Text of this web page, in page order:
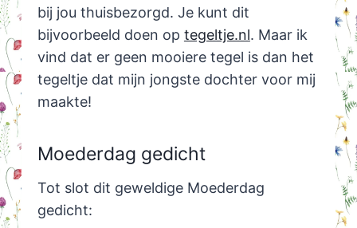
bij jou thuisbezorgd. Je kunt dit
bijvoorbeeld doen op tegeltje.nl. Maar ik
vind dat er geen mooiere tegel is dan het
tegeltje dat mijn jongste dochter voor mij
maakte!
Moederdag gedicht
Tot slot dit geweldige Moederdag
gedicht: